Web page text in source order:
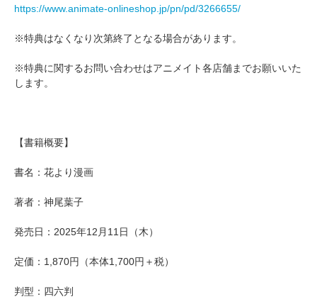
https://www.animate-onlineshop.jp/pn/pd/3266655/
※特典はなくなり次第終了となる場合があります。
※特典に関するお問い合わせはアニメイト各店舗までお願いいた
します。
【書籍概要】
書名：花より漫画
著者：神尾葉子
発売日：2025年12月11日（木）
定価：1,870円（本体1,700円＋税）
判型：四六判